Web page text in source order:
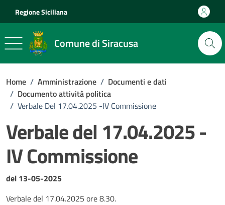
Regione Siciliana
Comune di Siracusa
Home / Amministrazione / Documenti e dati
/ Documento attività politica
/ Verbale Del 17.04.2025 -IV Commissione
Verbale del 17.04.2025 -
IV Commissione
Dettagli del documento
del 13-05-2025
Verbale del 17.04.2025 ore 8.30.